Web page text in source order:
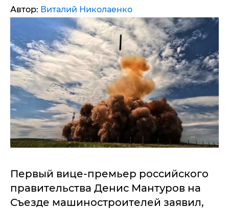
Автор: Виталий Николаенко
Первый вице-премьер российского
правительства Денис Мантуров на
Съезде машиностроителей заявил,